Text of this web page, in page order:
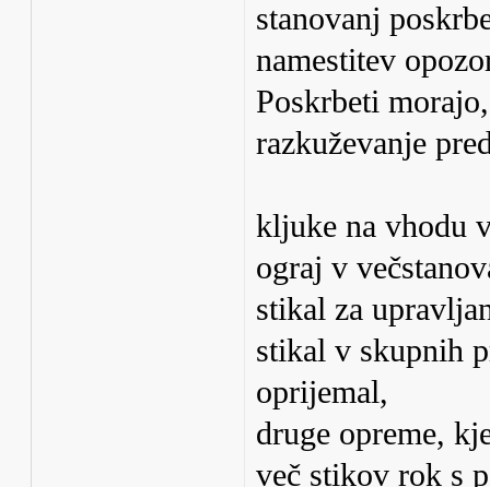
stanovanj
namestitev
Poskrbeti
razkuževanje
kljuke na vhodu
ograj v
stikal za
stikal v skupnih
oprijemal,
druge opreme,
več stikov rok s